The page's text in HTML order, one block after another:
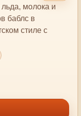
молока и
баблс в
стиле с